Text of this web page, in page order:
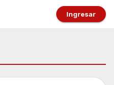
Ingresar